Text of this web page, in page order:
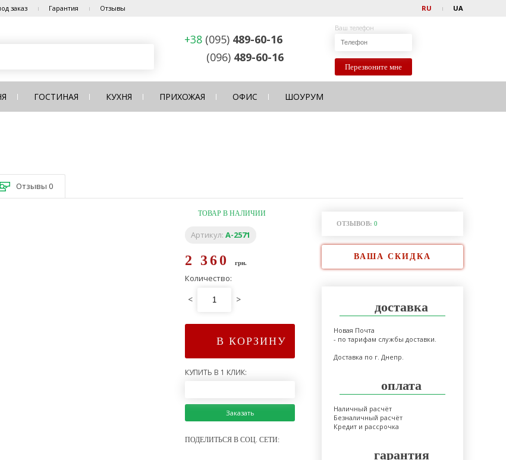
заказ Гарантия Отзывы RU UA
+38 (095) 489-60-16
(096) 489-60-16
Ваш телефон
Перезвоните мне
ГОСТИНАЯ КУХНЯ ПРИХОЖАЯ ОФИС ШОУРУМ
Отзывы 0
ТОВАР В НАЛИЧИИ
Артикул: A-2571
2 360 грн.
Количество:
< >
В КОРЗИНУ
КУПИТЬ В 1 КЛИК:
Заказать
ПОДЕЛИТЬСЯ В СОЦ. СЕТИ:
ОТЗЫВОВ: 0
ВАША СКИДКА
доставка
Новая Почта
- по тарифам службы доставки.
Доставка по г. Днепр.
оплата
Наличный расчёт
Безналичный расчёт
Кредит и рассрочка
гарантия